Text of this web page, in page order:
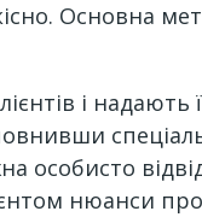
Основна
і
особисто
нюанси